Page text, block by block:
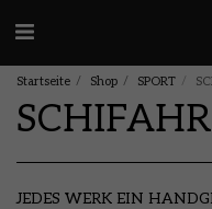
Startseite Shop SPORT
JEDES WERK EIN